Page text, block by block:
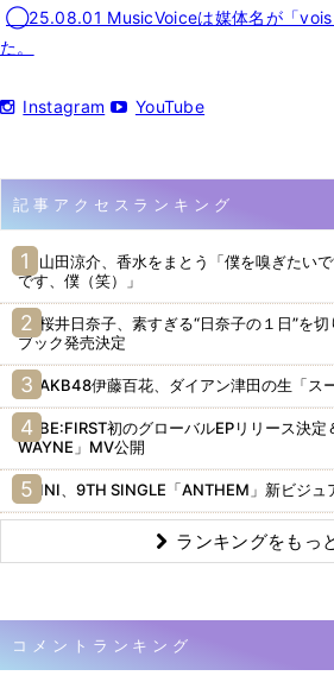
◯25.08.01 MusicVoiceは媒体名が「vois
た。
Instagram YouTube
記事アクセスランキング
山田涼介、香水をまとう「僕を嗅ぎたいで
です、僕（笑）」
桜井日奈子、素すぎる“日奈子の１日”を
ブック発売決定
AKB48伊藤百花、ダイアン津田の生「ス
BE:FIRST初のグローバルEPリリース決定
WAYNE」MV公開
INI、9TH SINGLE「ANTHEM」新ビジュ
ランキングをもっ
コメントランキング